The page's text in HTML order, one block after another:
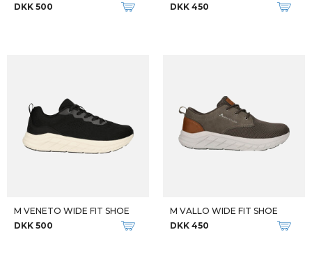
DKK 500
DKK 450
M VENETO WIDE FIT SHOE
DKK 500
M VALLO WIDE FIT SHOE
DKK 450